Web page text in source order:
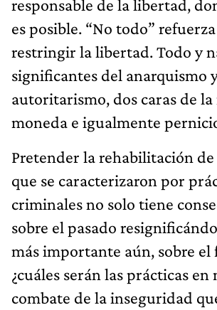
responsable de la libertad,
es posible. “No todo”
restringir la libertad. Todo y
significantes del anarquismo
autoritarismo, dos caras de la
moneda e igualmente
Pretender la rehabilitación
que se caracterizaron por
criminales no solo tiene
sobre el pasado
más importante aún, sobre
¿cuáles serán las prácticas en
combate de la inseguridad